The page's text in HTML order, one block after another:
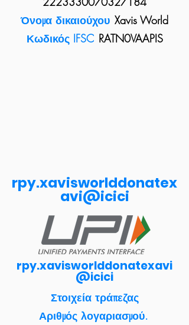
Όνομα δικαιούχου Xavis World
Κωδικός IFSC RATN0VAAPIS
rpy.xavisworlddonatex
avi@icici
rpy.xavisworlddonatexavi
@icici
Στοιχεία τράπεζας
Αριθμός λογαριασμού.